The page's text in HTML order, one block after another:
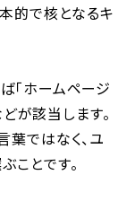
的で核となるキ
「ホームページ
が該当します。
ではなく、ユ
ことです。